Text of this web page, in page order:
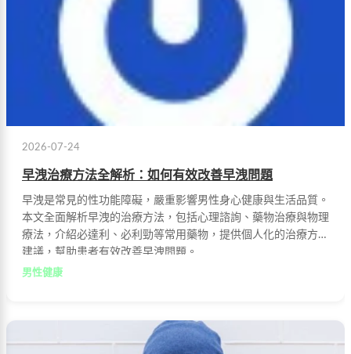
2026-07-24
早洩治療方法全解析：如何有效改善早洩問題
早洩是常見的性功能障礙，嚴重影響男性身心健康與生活品質。
本文全面解析早洩的治療方法，包括心理諮詢、藥物治療與物理
療法，介紹必達利、必利勁等常用藥物，提供個人化的治療方案
建議，幫助患者有效改善早洩問題。
男性健康